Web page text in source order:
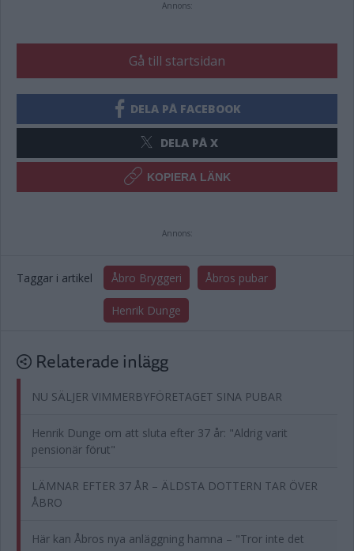
Annons:
Gå till startsidan
DELA PÅ FACEBOOK
DELA PÅ X
KOPIERA LÄNK
Annons:
Taggar i artikel Åbro Bryggeri Åbros pubar
Henrik Dunge
Relaterade inlägg
NU SÄLJER VIMMERBYFÖRETAGET SINA PUBAR
Henrik Dunge om att sluta efter 37 år: "Aldrig varit
pensionär förut"
LÄMNAR EFTER 37 ÅR – ÄLDSTA DOTTERN TAR ÖVER
ÅBRO
Här kan Åbros nya anläggning hamna – "Tror inte det